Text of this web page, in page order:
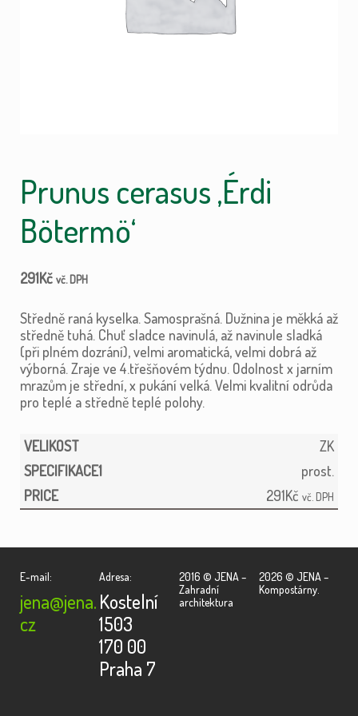
Prunus cerasus ‚Érdi
Bötermö‘
291Kč vč. DPH
Středně raná kyselka. Samosprašná. Dužnina je měkká až
středně tuhá. Chuť sladce navinulá, až navinule sladká
(při plném dozrání), velmi aromatická, velmi dobrá až
výborná. Zraje ve 4.třešňovém týdnu. Odolnost x jarním
mrazům je střední, x pukání velká. Velmi kvalitní odrůda
pro teplé a středně teplé polohy.
ZK
prost.
291Kč vč. DPH
E-mail:
jena@jena.
cz
Adresa:
Kostelní
1503
170 00
Praha 7
2016 © JENA –
Zahradní
architektura
2026 © JENA –
Kompostárny.